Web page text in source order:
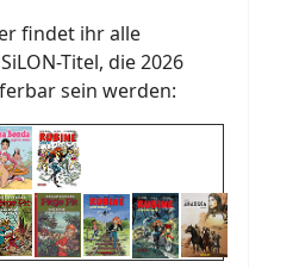
findet ihr alle
Titel, die 2026
sein werden: